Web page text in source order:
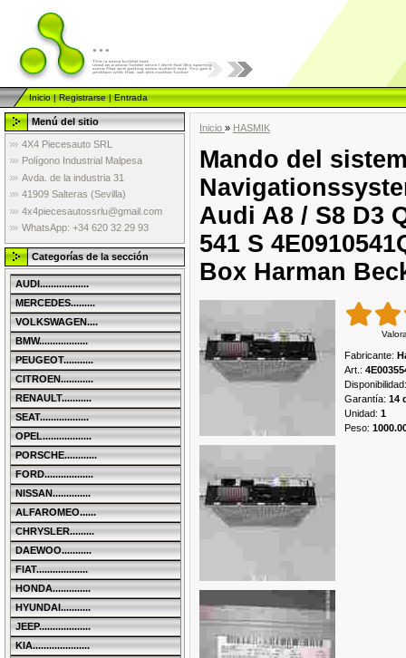
...
Inicio|Registrarse|Entrada
Menú del sitio
4X4 Piecesauto SRL
Polígono Industrial Malpesa
Avda. de la industria 31
41909 Salteras (Sevilla)
4x4piecesautossrlu@gmail.com
WhatsApp: +34 620 32 29 93
Categorías de la sección
AUDI..................
MERCEDES.........
VOLKSWAGEN....
BMW..................
PEUGEOT...........
CITROEN............
RENAULT...........
SEAT..................
OPEL..................
PORSCHE............
FORD..................
NISSAN..............
ALFAROMEO......
CHRYSLER.........
DAEWOO...........
FIAT...................
HONDA..............
HYUNDAI...........
JEEP...................
KIA.....................
Inicio » HASMIK
Mando del
Audi A8 / S8 D3
541 S
Box Harman
Fabricante:
Art. :
Disponibilidad:
Garantía: 14
Unidad: 1
Peso: